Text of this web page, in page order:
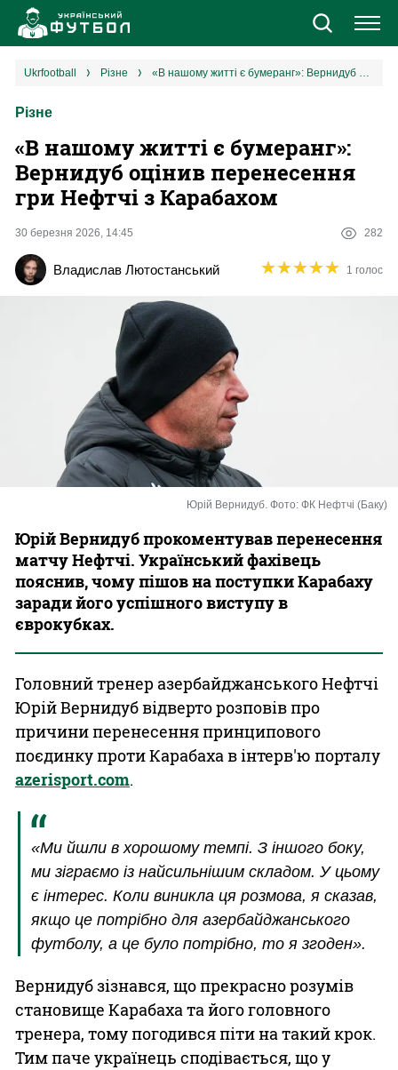
Новини
Єврокубки
УПЛ
2 ліга
Букмекери
Казино
ukrfootball різне «В нашому житті є бумеранг»: Вернидуб оцінив перенесення гри Нефтчі з Карабахом
Різне
«В нашому житті є бумеранг»:
Вернидуб оцінив перенесення
гри Нефтчі з Карабахом
30 березня 2026, 14:45 282
Владислав Лютостанський ★★★★★
★★★★★ 1 голос
Юрій Вернидуб. Фото: ФК Нефтчі (Баку)
Юрій Вернидуб прокоментував перенесення
матчу Нефтчі. Український фахівець
пояснив, чому пішов на поступки Карабаху
заради його успішного виступу в
єврокубках.
Головний тренер азербайджанського Нефтчі
Юрій Вернидуб відверто розповів про
причини перенесення принципового
поєдинку проти Карабаха в інтерв'ю порталу
аzerisport.com.
«Ми йшли в хорошому темпі. З іншого боку,
ми зіграємо із найсильнішим складом. У цьому
є інтерес. Коли виникла ця розмова, я сказав,
якщо це потрібно для азербайджанського
футболу, а це було потрібно, то я згоден».
Вернидуб зізнався, що прекрасно розумів
становище Карабаха та його головного
тренера, тому погодився піти на такий крок.
Тим паче українець сподівається, що у